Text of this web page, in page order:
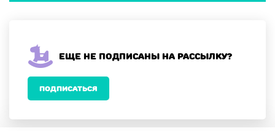
Еще не подписаны на рассылку?
ПОДПИСАТЬСЯ